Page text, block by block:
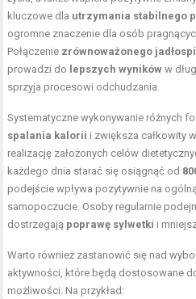
kluczowe dla utrzymania stabilnego
ogromne znaczenie dla osób
Połączenie zrównoważonego
prowadzi do lepszych wyników w
sprzyja procesowi odchudzania.
Systematyczne wykonywanie różnych
spalania kalorii i zwiększa całkowity
realizację założonych celów
każdego dnia starać się osiągnąć od
podejście wpływa pozytywnie na
samopoczucie. Osoby regularnie
dostrzegają poprawę sylwetki i
Warto również zastanowić się nad
aktywności, które będą dostosowane
możliwości. Na przykład: